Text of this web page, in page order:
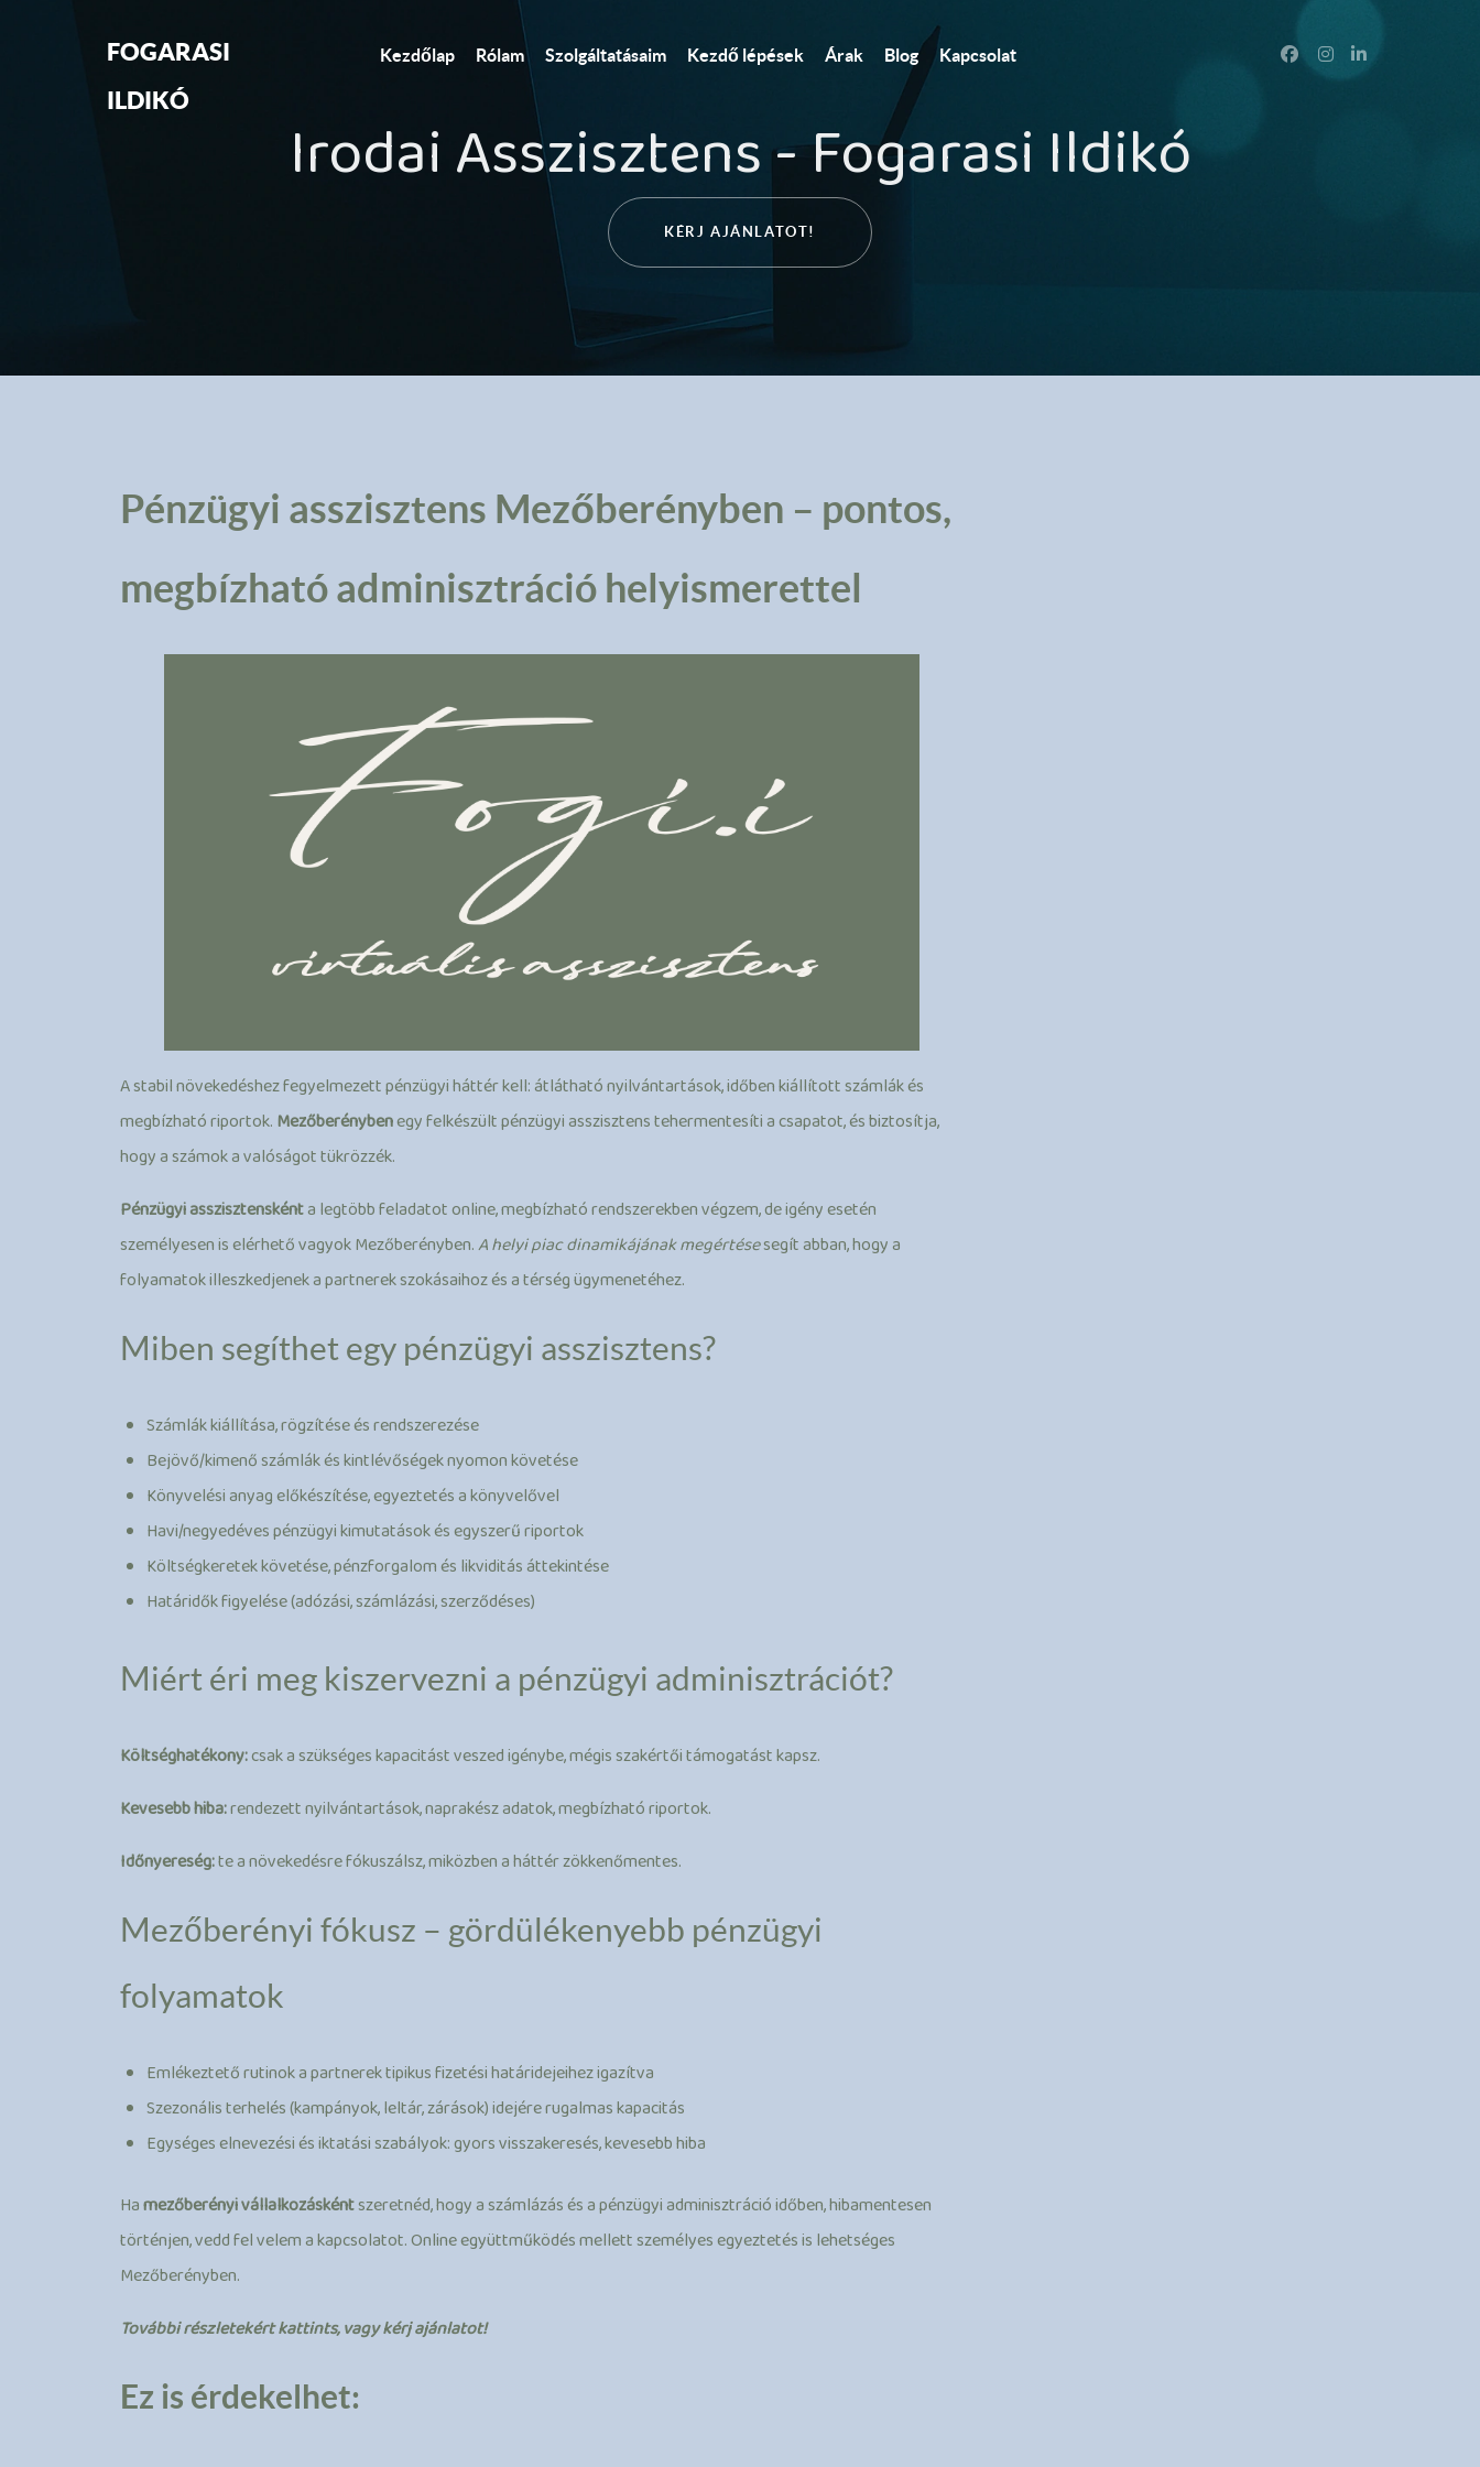
FOGARASI
ILDIKÓ
Kezdőlap Rólam Szolgáltatásaim Kezdő lépések Árak Blog Kapcsolat
Irodai Asszisztens - Fogarasi Ildikó
KÉRJ AJÁNLATOT!
Pénzügyi asszisztens Mezőberényben – pontos,
megbízható adminisztráció helyismerettel
A stabil növekedéshez fegyelmezett pénzügyi háttér kell: átlátható nyilvántartások, időben kiállított számlák és
megbízható riportok. Mezőberénybenegy felkészült pénzügyi asszisztens tehermentesíti a csapatot, és biztosítja,
hogy a számok a valóságot tükrözzék.
Pénzügyi asszisztenskénta legtöbb feladatot online, megbízható rendszerekben végzem, de igény esetén
személyesen is elérhető vagyok Mezőberényben.A helyi piac dinamikájának megértésesegít abban, hogy a
folyamatok illeszkedjenek a partnerek szokásaihoz és a térség ügymenetéhez.
Miben segíthet egy pénzügyi asszisztens?
Számlák kiállítása, rögzítése és rendszerezése
Bejövő/kimenő számlák és kintlévőségek nyomon követése
Könyvelési anyag előkészítése, egyeztetés a könyvelővel
Havi/negyedéves pénzügyi kimutatások és egyszerű riportok
Költségkeretek követése, pénzforgalom és likviditás áttekintése
Határidők figyelése (adózási, számlázási, szerződéses)
Miért éri meg kiszervezni a pénzügyi adminisztrációt?
Költséghatékony:csak a szükséges kapacitást veszed igénybe, mégis szakértői támogatást kapsz.
Kevesebb hiba:rendezett nyilvántartások, naprakész adatok, megbízható riportok.
Időnyereség:te a növekedésre fókuszálsz, miközben a háttér zökkenőmentes.
Mezőberényi fókusz – gördülékenyebb pénzügyi
folyamatok
Emlékeztető rutinok a partnerek tipikus fizetési határidejeihez igazítva
Szezonális terhelés (kampányok, leltár, zárások) idejére rugalmas kapacitás
Egységes elnevezési és iktatási szabályok: gyors visszakeresés, kevesebb hiba
Hamezőberényi vállalkozáskéntszeretnéd, hogy a számlázás és a pénzügyi adminisztráció időben, hibamentesen
történjen, vedd fel velem a kapcsolatot. Online együttműködés mellett személyes egyeztetés is lehetséges
Mezőberényben.
További részletekért kattints, vagy kérj ajánlatot!
Ez is érdekelhet: